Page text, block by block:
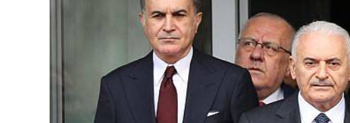
Kullanım Koşulları
Künye
İletişim